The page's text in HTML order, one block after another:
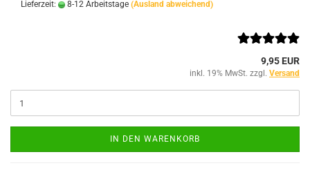
Lieferzeit: 8-12 Arbeitstage (Ausland abweichend)
9,95 EUR
inkl. 19% MwSt. zzgl. Versand
IN DEN WARENKORB